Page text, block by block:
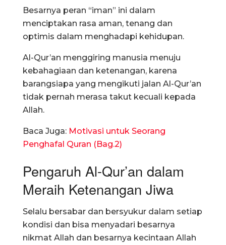
Besarnya peran “iman” ini dalam
menciptakan rasa aman, tenang dan
optimis dalam menghadapi kehidupan.
Al-Qur’an menggiring manusia menuju
kebahagiaan dan ketenangan, karena
barangsiapa yang mengikuti jalan Al-Qur’an
tidak pernah merasa takut kecuali kepada
Allah.
Baca Juga: Motivasi untuk Seorang
Penghafal Quran (Bag.2)
Pengaruh Al-Qur’an dalam
Meraih Ketenangan Jiwa
Selalu bersabar dan bersyukur dalam setiap
kondisi dan bisa menyadari besarnya
nikmat Allah dan besarnya kecintaan Allah